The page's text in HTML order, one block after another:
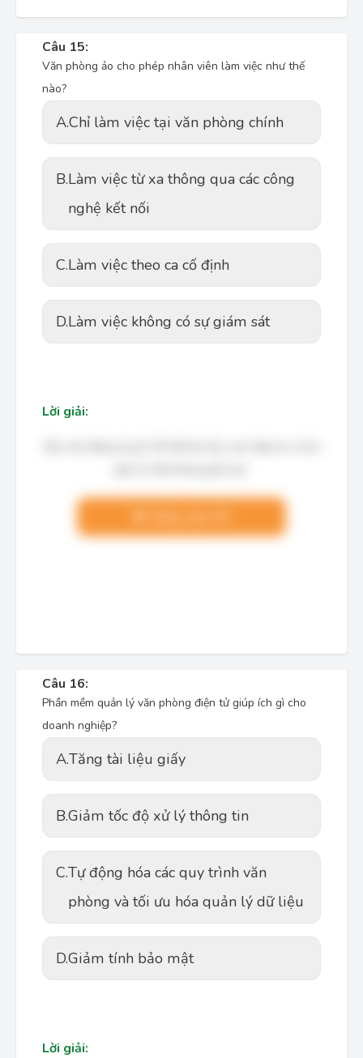
Câu 15:
Văn phòng ảo cho phép nhân viên làm việc như thế
nào?
A.Chỉ làm việc tại văn phòng chính
B.Làm việc từ xa thông qua các công
nghệ kết nối
C.Làm việc theo ca cố định
D.Làm việc không có sự giám sát
Lời giải:
Câu 16:
Phần mềm quản lý văn phòng điện tử giúp ích gì cho
doanh nghiệp?
A.Tăng tài liệu giấy
B.Giảm tốc độ xử lý thông tin
C.Tự động hóa các quy trình văn
phòng và tối ưu hóa quản lý dữ liệu
D.Giảm tính bảo mật
Lời giải: